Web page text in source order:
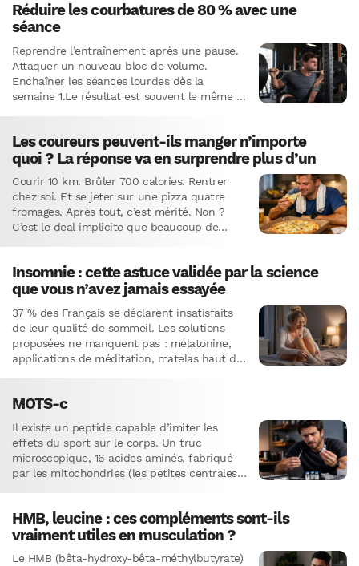
Réduire les courbatures de 80 % avec une
séance
Reprendre l’entraînement après une pause.
Attaquer un nouveau bloc de volume.
Enchaîner les séances lourdes dès la
semaine 1.Le résultat est souvent le même :
Les coureurs peuvent-ils manger n’importe
quoi ? La réponse va en surprendre plus d’un
Courir 10 km. Brûler 700 calories. Rentrer
chez soi. Et se jeter sur une pizza quatre
fromages. Après tout, c’est mérité. Non ?
C’est le deal implicite que beaucoup de
Insomnie : cette astuce validée par la science
que vous n’avez jamais essayée
37 % des Français se déclarent insatisfaits
de leur qualité de sommeil. Les solutions
proposées ne manquent pas : mélatonine,
applications de méditation, matelas haut de
MOTS-c
Il existe un peptide capable d’imiter les
effets du sport sur le corps. Un truc
microscopique, 16 acides aminés, fabriqué
par les mitochondries (les petites centrales
HMB, leucine : ces compléments sont-ils
vraiment utiles en musculation ?
Le HMB (bêta-hydroxy-bêta-méthylbutyrate)